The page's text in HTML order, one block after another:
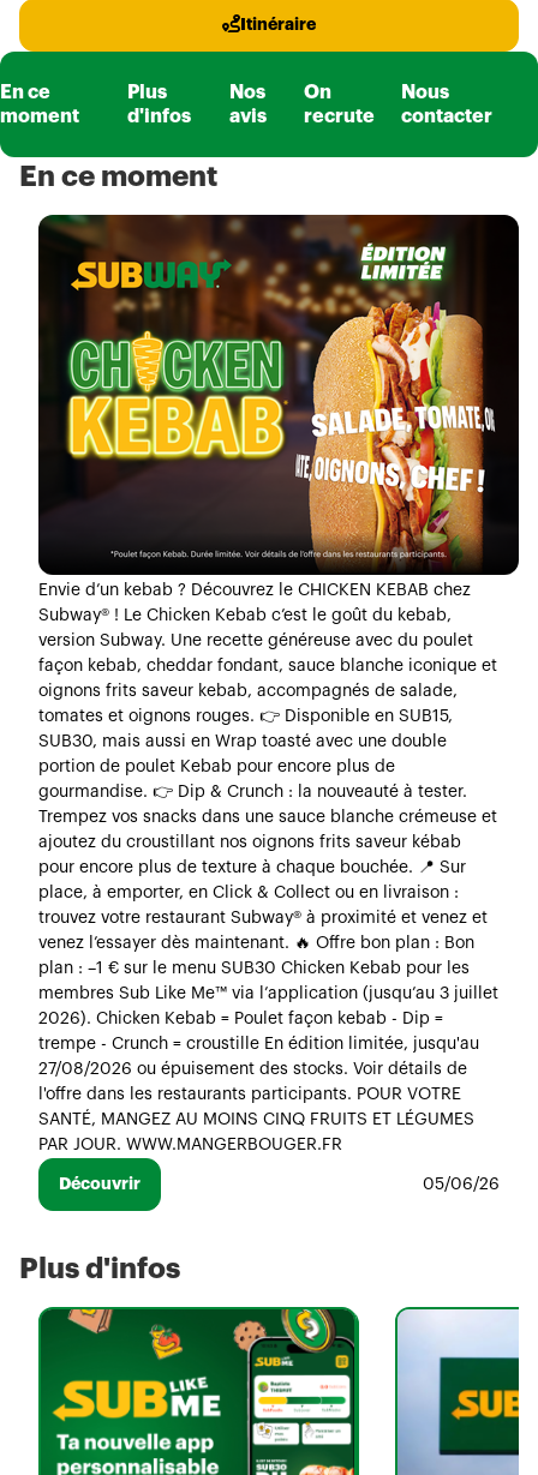
Itinéraire
En ce
moment
Plus
d'infos
Nos
avis
On
recrute
Nous
contacter
En ce moment
Envie d’un kebab ? Découvrez le CHICKEN KEBAB chez
Subway® ! Le Chicken Kebab c’est le goût du kebab,
version Subway. Une recette généreuse avec du poulet
façon kebab, cheddar fondant, sauce blanche iconique et
oignons frits saveur kebab, accompagnés de salade,
tomates et oignons rouges. 👉 Disponible en SUB15,
SUB30, mais aussi en Wrap toasté avec une double
portion de poulet Kebab pour encore plus de
gourmandise. 👉 Dip & Crunch : la nouveauté à tester.
Trempez vos snacks dans une sauce blanche crémeuse et
ajoutez du croustillant nos oignons frits saveur kébab
pour encore plus de texture à chaque bouchée. 📍 Sur
place, à emporter, en Click & Collect ou en livraison :
trouvez votre restaurant Subway® à proximité et venez et
venez l’essayer dès maintenant. 🔥 Offre bon plan : Bon
plan : –1 € sur le menu SUB30 Chicken Kebab pour les
membres Sub Like Me™ via l’application (jusqu’au 3 juillet
2026). Chicken Kebab = Poulet façon kebab - Dip =
trempe - Crunch = croustille En édition limitée, jusqu'au
27/08/2026 ou épuisement des stocks. Voir détails de
l'offre dans les restaurants participants. POUR VOTRE
SANTÉ, MANGEZ AU MOINS CINQ FRUITS ET LÉGUMES
PAR JOUR. WWW.MANGERBOUGER.FR
Découvrir 05/06/26
Plus d'infos